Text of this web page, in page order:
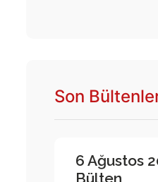
Son
6 Ağustos
Bülten